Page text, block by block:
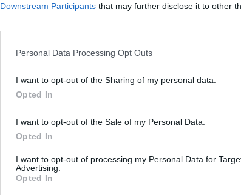
Downstream Participants that may further disclose it to other
Personal Data Processing Opt Outs
I want to opt-out of the Sharing of my personal data.
Opted In
I want to opt-out of the Sale of my Personal Data.
Opted In
I want to opt-out of processing my Personal Data for
Advertising.
Opted In